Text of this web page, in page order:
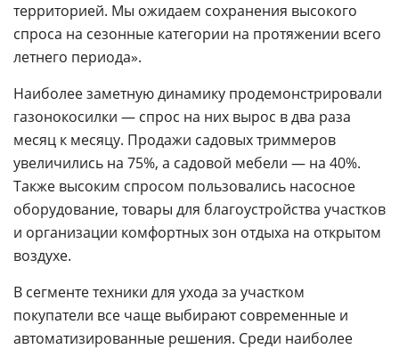
территорией. Мы ожидаем сохранения высокого
спроса на сезонные категории на протяжении всего
летнего периода».
Наиболее заметную динамику продемонстрировали
газонокосилки — спрос на них вырос в два раза
месяц к месяцу. Продажи садовых триммеров
увеличились на 75%, а садовой мебели — на 40%.
Также высоким спросом пользовались насосное
оборудование, товары для благоустройства участков
и организации комфортных зон отдыха на открытом
воздухе.
В сегменте техники для ухода за участком
покупатели все чаще выбирают современные и
автоматизированные решения. Среди наиболее